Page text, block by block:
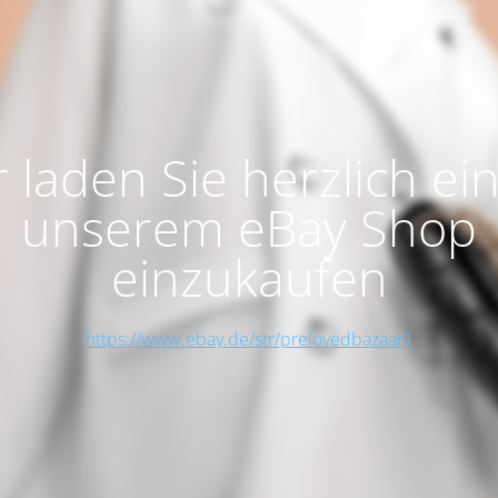
laden Sie herzlich
unserem eBay Shop
einzukaufen
https://www.ebay.de/str/prelovedbazaar1